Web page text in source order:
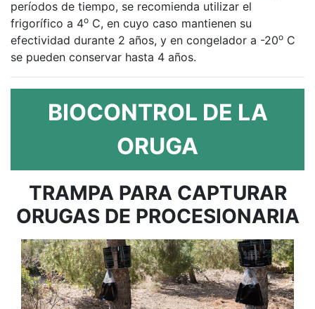
períodos de tiempo, se recomienda utilizar el
frigorífico a 4o C, en cuyo caso mantienen su
efectividad durante 2 años, y en congelador a -20o C
se pueden conservar hasta 4 años.
BIOCONTROL DE LA
ORUGA
TRAMPA PARA CAPTURAR
ORUGAS DE PROCESIONARIA